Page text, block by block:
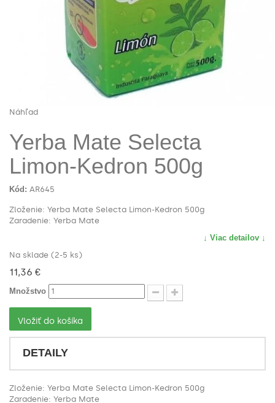
Náhľad
Yerba Mate Selecta
Limon-Kedron 500g
Kód: AR645
Zloženie: Yerba Mate Selecta Limon-Kedron 500g
Zaradenie: Yerba Mate
↓ Viac detailov ↓
Na sklade (2-5 ks)
11,36 €
Množstvo
Vložiť do košíka
DETAILY
Zloženie: Yerba Mate Selecta Limon-Kedron 500g
Zaradenie: Yerba Mate